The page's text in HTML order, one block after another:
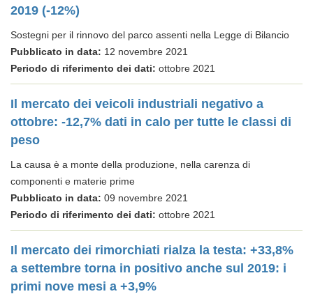
2019 (-12%)
Sostegni per il rinnovo del parco assenti nella Legge di Bilancio
Pubblicato in data: 12 novembre 2021
Periodo di riferimento dei dati: ottobre 2021
Il mercato dei veicoli industriali negativo a
ottobre: -12,7% dati in calo per tutte le classi di
peso
La causa è a monte della produzione, nella carenza di
componenti e materie prime
Pubblicato in data: 09 novembre 2021
Periodo di riferimento dei dati: ottobre 2021
Il mercato dei rimorchiati rialza la testa: +33,8%
a settembre torna in positivo anche sul 2019: i
primi nove mesi a +3,9%